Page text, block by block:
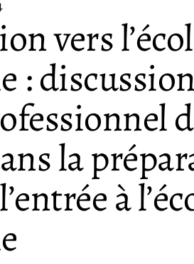
vers
:
la
à